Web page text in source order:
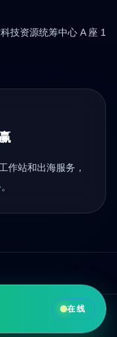
技资源统筹中心 A 座 1
作站和出海服务，
在线